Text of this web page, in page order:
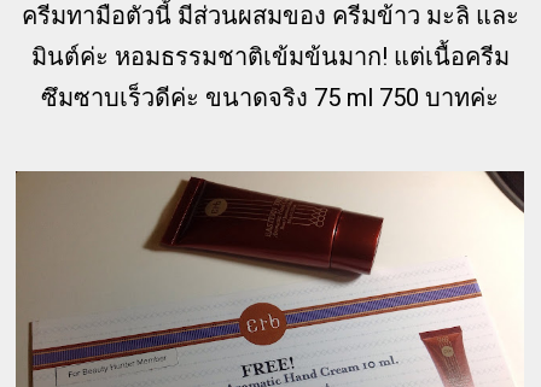
ครีมทามือตัวนี้ มีส่วนผสมของ ครีมข้าว มะลิ และ
มินต์ค่ะ หอมธรรมชาติเข้มข้นมาก! แต่เนื้อครีม
ซึมซาบเร็วดีค่ะ ขนาดจริง 75 ml 750 บาทค่ะ